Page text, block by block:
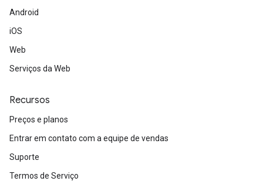
Android
iOS
Web
Serviços da Web
Recursos
Preços e planos
Entrar em contato com a equipe de vendas
Suporte
Termos de Serviço